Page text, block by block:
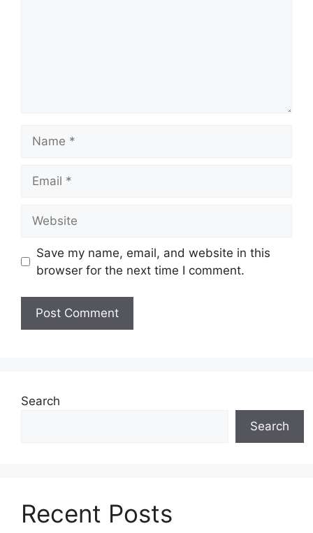
Save my name, email, and website in this
browser for the next time I comment.
Search
Search
Recent Posts